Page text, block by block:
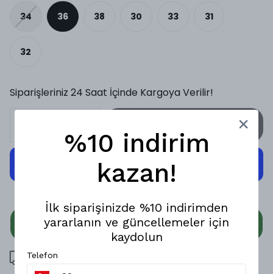
34 36 38 30 33 31
32
Siparişleriniz 24 Saat İçinde Kargoya Verilir!
WHATSAPP
3000 TL üzeri ücretsiz kargo
%10 indirim
kazan!
İlk siparişinizde %10 indirimden
yararlanın ve güncellemeler için
kaydolun
Telefon